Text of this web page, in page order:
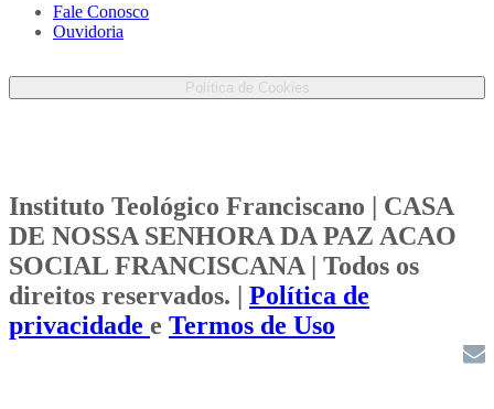
Fale Conosco
Ouvidoria
Política de Cookies
Instituto Teológico Franciscano | CASA
DE NOSSA SENHORA DA PAZ ACAO
SOCIAL FRANCISCANA | Todos os
direitos reservados. | Política de
privacidade e Termos de Uso